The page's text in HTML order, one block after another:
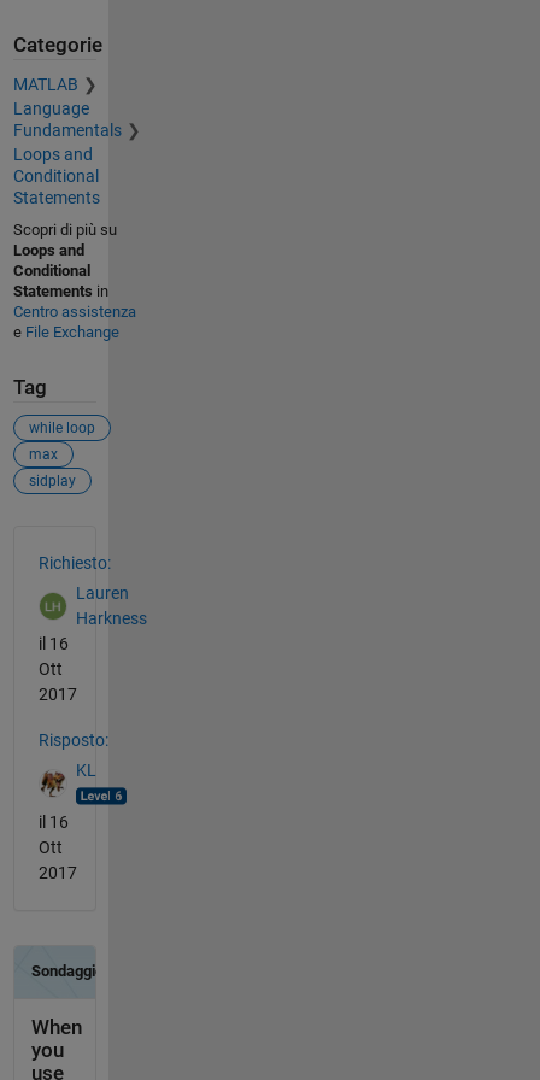
Categorie
MATLAB
Language
Fundamentals
Loops and
Conditional
Statements
Scopri di più su
Loops and
Conditional
Statements in
Centro assistenza
e File Exchange
Tag
while loop
max
sidplay
Richiesto:
Lauren
Harkness
il 16
Ott
2017
Risposto:
KL
il 16
Ott
2017